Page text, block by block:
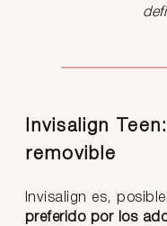
Invisalign
removible
Invisalign es,
preferido por los